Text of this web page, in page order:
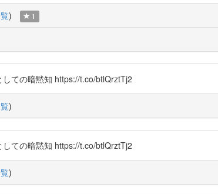
) 1
ての暗黙知 https://t.co/btlQrztTj2
)
ての暗黙知 https://t.co/btlQrztTj2
)